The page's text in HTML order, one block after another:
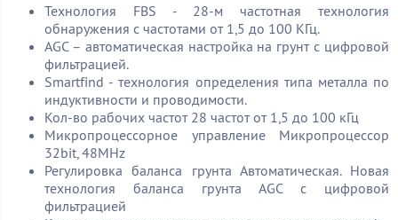
Технология FBS - 28-м частотная технология
обнаружения с частотами от 1,5 до 100 КГц.
AGС – автоматическая настройка на грунт с цифровой
фильтрацией.
Smartfind - технология определения типа металла по
индуктивности и проводимости.
Кол-во рабочих частот 28 частот от 1,5 до 100 кГц
Микропроцессорное управление Микропроцессор
32bit, 48MHz
Регулировка баланса грунта Автоматическая. Новая
технология баланса грунта AGС с цифровой
фильтрацией